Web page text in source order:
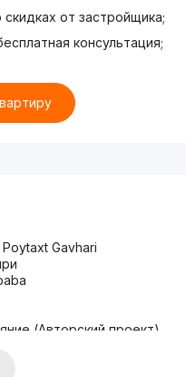
от застройщика;
консультация;
Gavhari
(Авторский проект)